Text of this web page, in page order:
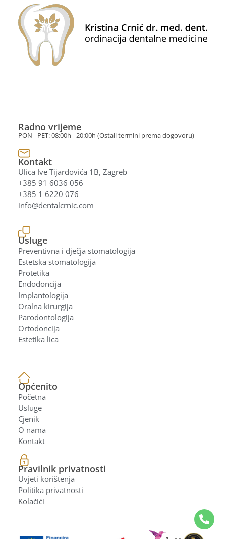
Radno vrijeme
PON - PET: 08:00h - 20:00h (Ostali termini prema dogovoru)
Kontakt
Ulica Ive Tijardovića 1B, Zagreb
+385 91 6036 056
+385 1 6220 076
info@dentalcrnic.com
Usluge
Preventivna i dječja stomatologija
Estetska stomatologija
Protetika
Endodoncija
Implantologija
Oralna kirurgija
Parodontologija
Ortodoncija
Estetika lica
Općenito
Početna
Usluge
Cjenik
O nama
Kontakt
Pravilnik privatnosti
Uvjeti korištenja
Politika privatnosti
Kolačići